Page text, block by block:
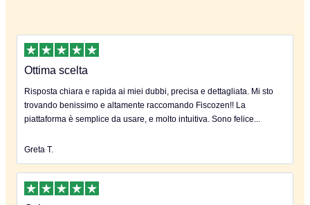
Ottima scelta
Risposta chiara e rapida ai miei dubbi, precisa e dettagliata. Mi sto
trovando benissimo e altamente raccomando Fiscozen!! La
piattaforma è semplice da usare, e molto intuitiva. Sono felice...
Greta T.